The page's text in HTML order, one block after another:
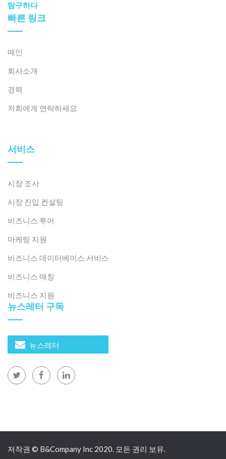
탐구하다
빠른 링크
메인
회사소개
경력
저희에게 연락하세요
서비스
시장 조사
시장 진입 컨설팅
비즈니스 투어
마케팅 지원
비즈니스 데이터베이스 서비스
비즈니스 매칭
비즈니스 지원
뉴스레터 구독
뉴스레터
저작권 © B&Company Inc 2020. 모든 권리 보유.